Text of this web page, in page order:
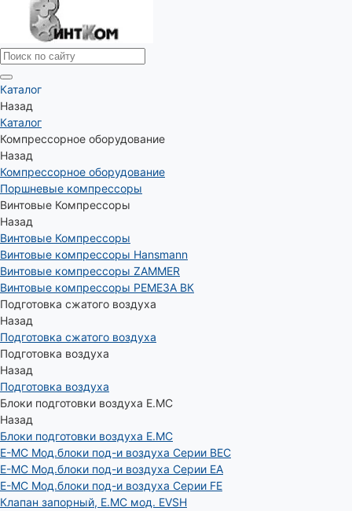
Каталог
Назад
Каталог
Компрессорное оборудование
Назад
Компрессорное оборудование
Поршневые компрессоры
Винтовые Компрессоры
Назад
Винтовые Компрессоры
Винтовые компрессоры Hansmann
Винтовые компрессоры ZAMMER
Винтовые компрессоры РЕМЕЗА ВК
Подготовка сжатого воздуха
Назад
Подготовка сжатого воздуха
Подготовка воздуха
Назад
Подготовка воздуха
Блоки подготовки воздуха E.MC
Назад
Блоки подготовки воздуха E.MC
E-MC Мод.блоки под-и воздуха Серии BEC
E-MC Мод.блоки под-и воздуха Серии EA
E-MC Мод.блоки под-и воздуха Серии FE
Клапан запорный, E.MC мод. EVSH